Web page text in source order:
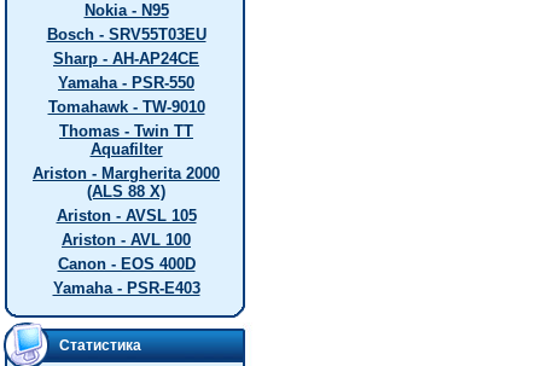
Nokia - N95
Bosch - SRV55T03EU
Sharp - AH-AP24CE
Yamaha - PSR-550
Tomahawk - TW-9010
Thomas - Twin TT
Aquafilter
Ariston - Margherita 2000
(ALS 88 X)
Ariston - AVSL 105
Ariston - AVL 100
Canon - EOS 400D
Yamaha - PSR-E403
Статистика